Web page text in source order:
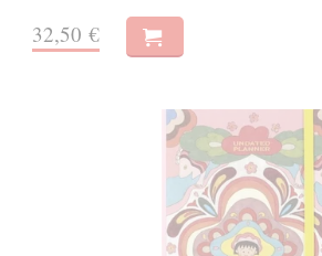
32,50 €